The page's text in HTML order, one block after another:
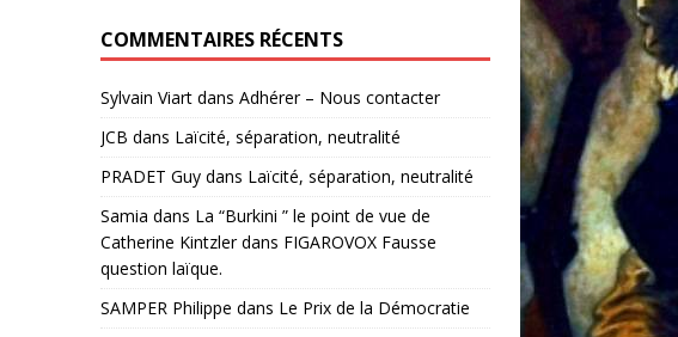
COMMENTAIRES RÉCENTS
Sylvain Viartdans Adhérer – Nous contacter
JCB dans Laïcité, séparation, neutralité
PRADET Guydans Laïcité, séparation, neutralité
Samia dans La “Burkini ” le point de vue de
Catherine Kintzler dans FIGAROVOX Fausse
question laïque.
SAMPER Philippe dans Le Prix de la Démocratie